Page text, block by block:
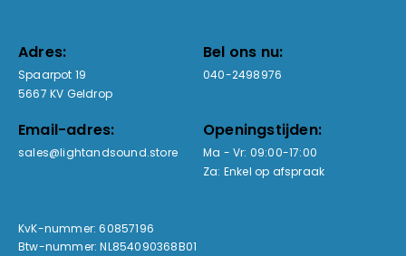
Adres:
Spaarpot 19
5667 KV Geldrop
Bel ons nu:
040-2498976
Email-adres:
sales@lightandsound.store
Openingstijden:
Ma - Vr: 09:00-17:00
Za: Enkel op afspraak
KvK-nummer: 60857196
Btw-nummer: NL854090368B01